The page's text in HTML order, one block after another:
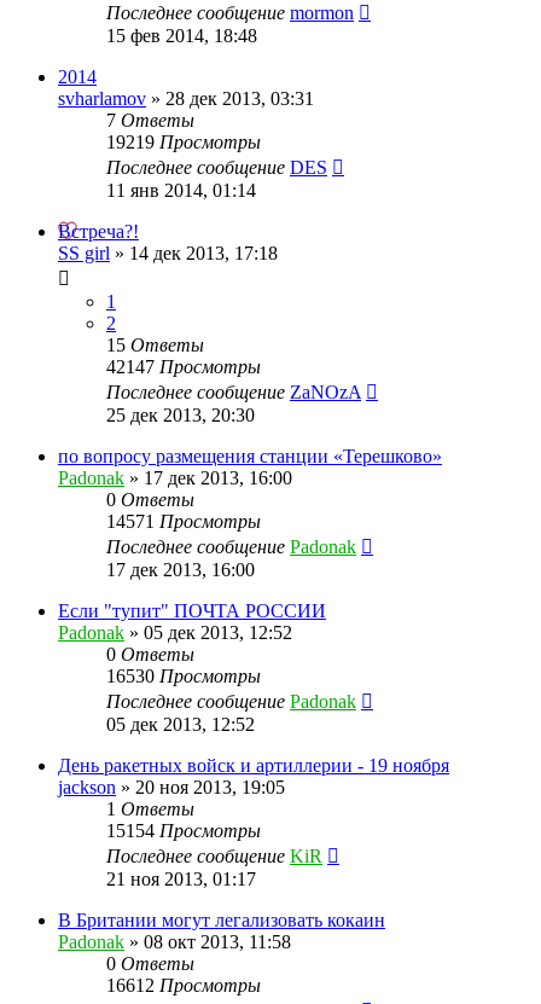
Последнее сообщение mormon
15 фев 2014, 18:48
2014
svharlamov » 28 дек 2013, 03:31
7 Ответы
19219 Просмотры
Последнее сообщение DES
11 янв 2014, 01:14
Встреча?!
SS girl » 14 дек 2013, 17:18
1
2
15 Ответы
42147 Просмотры
Последнее сообщение ZaNOzA
25 дек 2013, 20:30
по вопросу размещения станции «Терешково»
Padonak » 17 дек 2013, 16:00
0 Ответы
14571 Просмотры
Последнее сообщение Padonak
17 дек 2013, 16:00
Если "тупит" ПОЧТА РОССИИ
Padonak » 05 дек 2013, 12:52
0 Ответы
16530 Просмотры
Последнее сообщение Padonak
05 дек 2013, 12:52
День ракетных войск и артиллерии - 19 ноября
jackson » 20 ноя 2013, 19:05
1 Ответы
15154 Просмотры
Последнее сообщение KiR
21 ноя 2013, 01:17
В Британии могут легализовать кокаин
Padonak » 08 окт 2013, 11:58
0 Ответы
16612 Просмотры